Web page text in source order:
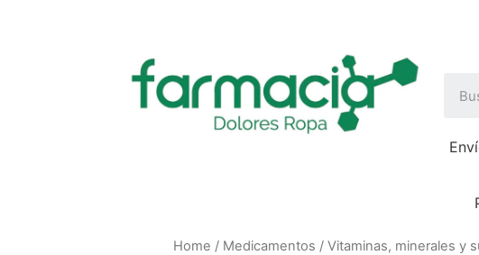
Home / Medicamentos / Vitaminas, minerales y